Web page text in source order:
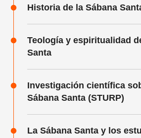
Historia de la Sábana
Teología y espiritualidad
Santa
Investigación científica
Sábana Santa (STURP)
La Sábana Santa y los